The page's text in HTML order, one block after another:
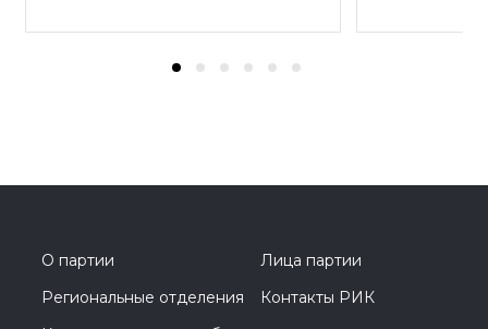
О партии
Лица партии
Региональные отделения
Контакты РИК